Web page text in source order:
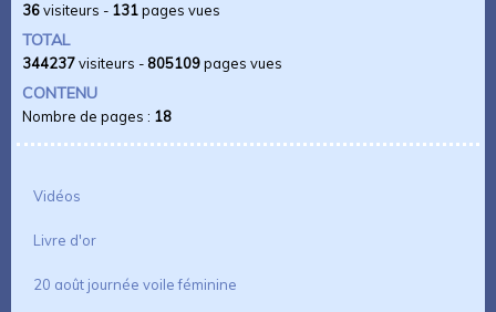
36visiteurs - 131pages vues
TOTAL
344237visiteurs - 805109pages vues
CONTENU
Nombre de pages : 18
Vidéos
Livre d'or
20 août journée voile féminine